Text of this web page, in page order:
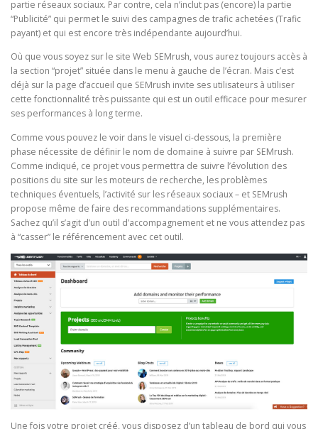
partie réseaux sociaux. Par contre, cela n’inclut pas (encore) la partie
“Publicité” qui permet le suivi des campagnes de trafic achetées (Trafic
payant) et qui est encore très indépendante aujourd’hui.
Où que vous soyez sur le site Web SEMrush, vous aurez toujours accès à
la section “projet” située dans le menu à gauche de l’écran. Mais c’est
déjà sur la page d’accueil que SEMrush invite ses utilisateurs à utiliser
cette fonctionnalité très puissante qui est un outil efficace pour mesurer
ses performances à long terme.
Comme vous pouvez le voir dans le visuel ci-dessous, la première
phase nécessite de définir le nom de domaine à suivre par SEMrush.
Comme indiqué, ce projet vous permettra de suivre l’évolution des
positions du site sur les moteurs de recherche, les problèmes
techniques éventuels, l’activité sur les réseaux sociaux – et SEMrush
propose même de faire des recommandations supplémentaires.
Sachez qu’il s’agit d’un outil d’accompagnement et ne vous attendez pas
à “casser” le référencement avec cet outil.
Une fois votre projet créé, vous disposez d’un tableau de bord qui vous